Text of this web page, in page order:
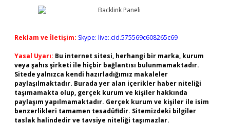
Reklam ve İletişim: Skype: live:.cid.575569c608265c69
Yasal Uyarı: Bu internet sitesi, herhangi bir marka, kurum
veya şahıs şirketi ile hiçbir bağlantısı bulunmamaktadır.
Sitede yalnızca kendi hazırladığımız makaleler
paylaşılmaktadır. Burada yer alan içerikler haber niteliği
taşımamakta olup, gerçek kurum ve kişiler hakkında
paylaşım yapılmamaktadır. Gerçek kurum ve kişiler ile isim
benzerlikleri tamamen tesadüfidir. Sitemizdeki bilgiler
taslak halindedir ve tavsiye niteliği taşımazlar.